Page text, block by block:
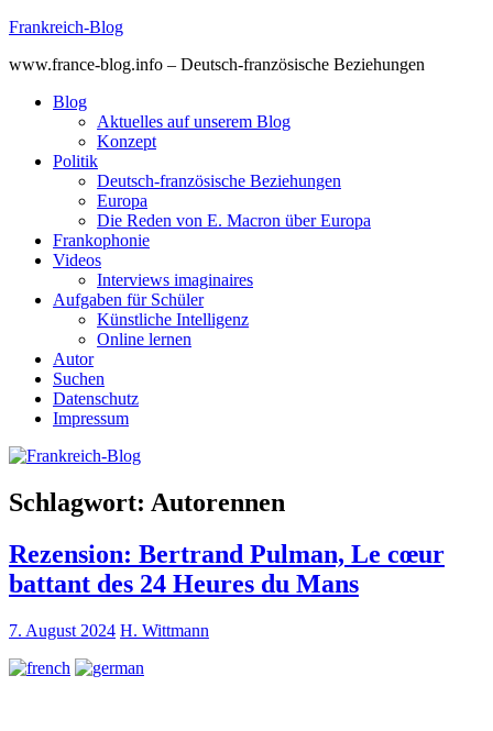
Skip
content
Frankreich-Blog
www.france-blog.info – Deutsch-französische Beziehungen
Blog
Aktuelles auf unserem Blog
Konzept
Politik
Deutsch-französische Beziehungen
Europa
Die Reden von E. Macron über Europa
Frankophonie
Videos
Interviews imaginaires
Aufgaben für Schüler
Künstliche Intelligenz
Online lernen
Autor
Suchen
Datenschutz
Impressum
Schlagwort: Autorennen
Rezension: Bertrand Pulman, Le cœur
battant des 24 Heures du Mans
7. August 2024 H. Wittmann